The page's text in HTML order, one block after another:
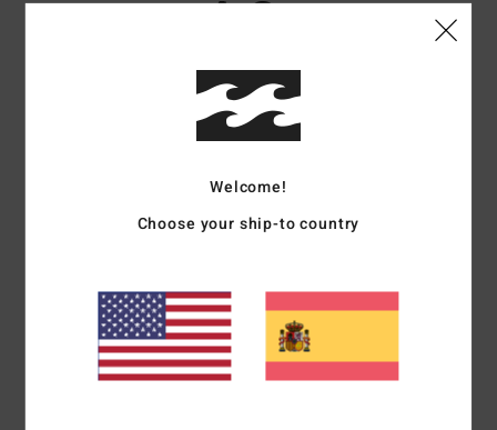
4.3
3 reseñas verificadas
El 0% de nuestros clientes recomiendan este producto
Relación calidad-precio
Demasiado pequeño
Demasiado grande
4.0
Color
Welcome!
Choose your ship-to country